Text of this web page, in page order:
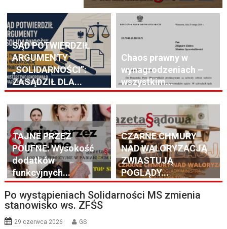
SĄD POTWIERDZIŁ
ARGUMENTY
„SOLIDARNOŚCI”:
ZASĄDZIŁ DLA...
Chaos prawny w
wynagrodzeniach –
wszystkim...
TAJNE PRZEZ
POUFNE: Wysokość
dodatków
funkcyjnych...
CZARNE CHMURY
NAD WALORYZACJĄ
ZWIASTUJĄ
POGLĄDY...
Po wystąpieniach Solidarności MS zmienia
stanowisko ws. ZFŚS
29 czerwca 2026 GS